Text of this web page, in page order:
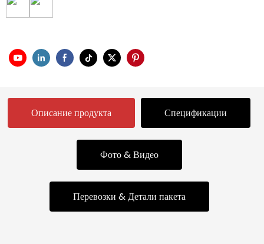
Описание продукта Спецификации
Фото & Видео
Перевозки & Детали пакета